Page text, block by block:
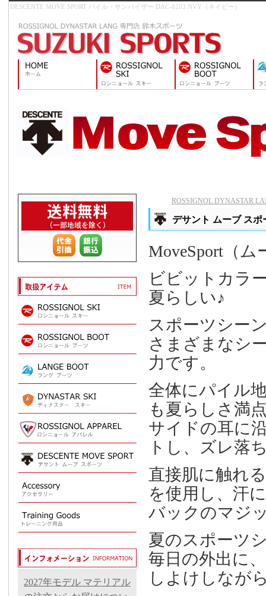
DESCENTE MOVE SPORT パイル・サンバイザー DAC-8203 NVY（ネイビー）
ROSSIGNOL DYNASTAR
デサント ムーブ ス
MoveSport（
ビビットカラ
夏らしい♪
スポーツシー
さまざまなシ
力です。
全体にパイル
も夏らしさ満
サイドの耳に
トし、ズレ落
直接肌に触れ
を使用し、汗
バックのマジ
夏のスポーツ
毎日の外出に
しよけしなが
2027年モデル マテリアル